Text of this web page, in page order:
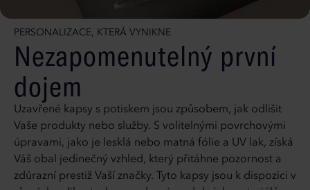
PERSONALIZACE, KTERÁ VYNIKNE
Nezapomenutelný první
dojem
Uzavřené kapsy s potiskem jsou způsobem, jak odlišit
Vaše produkty nebo služby. S volitelnými povrchovými
úpravami, jako je lesklá nebo matná fólie a UV lak, získá
Váš obal jedinečný vzhled, který přitáhne pozornost a
zdůrazní prestiž Vaší značky. Tyto kapsy jsou k dispozici v